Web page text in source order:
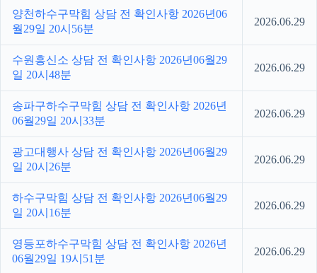
양천하수구막힘 상담 전 확인사항 2026년06
월29일 20시56분
2026.06.29
수원흥신소 상담 전 확인사항 2026년06월29
일 20시48분
2026.06.29
송파구하수구막힘 상담 전 확인사항 2026년
06월29일 20시33분
2026.06.29
광고대행사 상담 전 확인사항 2026년06월29
일 20시26분
2026.06.29
하수구막힘 상담 전 확인사항 2026년06월29
일 20시16분
2026.06.29
영등포하수구막힘 상담 전 확인사항 2026년
06월29일 19시51분
2026.06.29